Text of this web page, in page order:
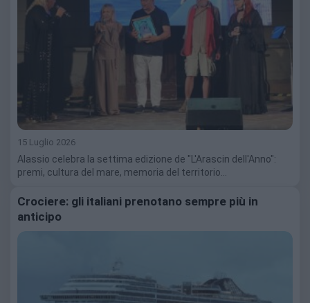
15 Luglio 2026
Alassio celebra la settima edizione de "L'Arascin dell'Anno":
premi, cultura del mare, memoria del territorio…
Crociere: gli italiani prenotano sempre più in
anticipo